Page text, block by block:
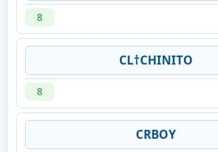
8
CL†CHINITO
8
CRBOY